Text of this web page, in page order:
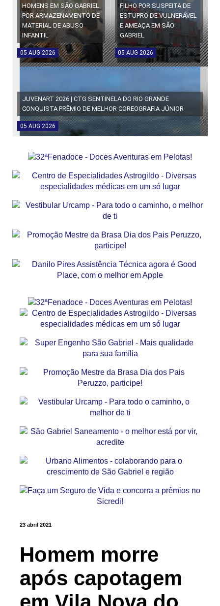
HOMENS EM SÃO GABRIEL
POR ARMAZENAMENTO DE
MATERIAL DE ABUSO
INFANTIL
05 AUG 2026
FILHO POR SUSPEITA DE
ESTUPRO DE VULNERÁVEL
E AMEAÇA EM SÃO
GABRIEL
05 AUG 2026
JUVENART 2026 | CTG SENTINELA DO RIO GRANDE
CONQUISTA PRÊMIO DE MELHOR COREOGRAFIA JÚNIOR
05 AUG 2026
23 abril 2021
Homem morre
após capotagem